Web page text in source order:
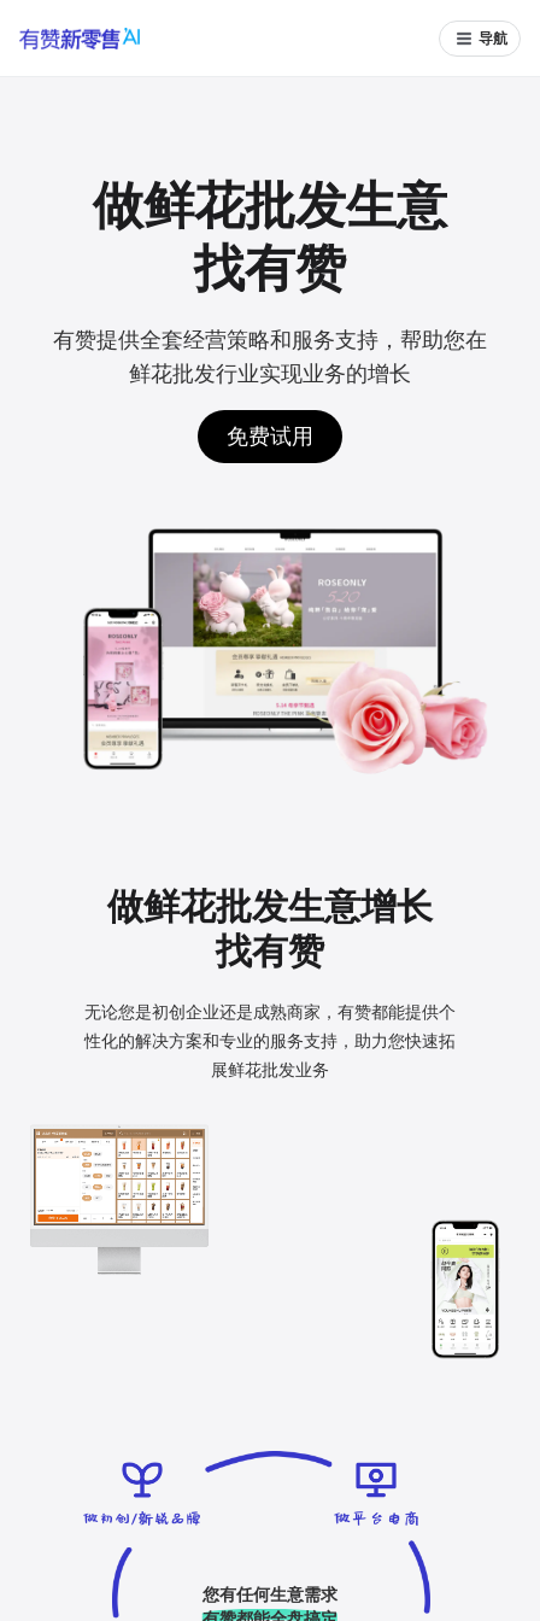
导航
做鲜花批发生意
找有赞
有赞提供全套经营策略和服务支持，帮助您在
鲜花批发行业实现业务的增长
免费试用
做鲜花批发生意增长
找有赞
无论您是初创企业还是成熟商家，有赞都能提供个
性化的解决方案和专业的服务支持，助力您快速拓
展鲜花批发业务
您有任何生意需求